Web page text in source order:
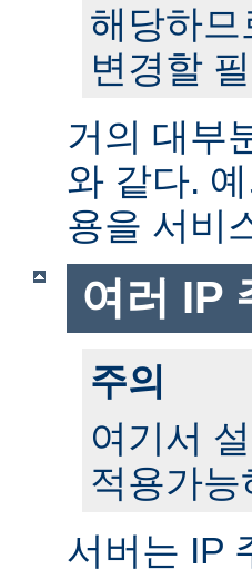
해당하
변경할
거의 대부
와 같다.
용을 서비
여러 IP
주의
여기서
적용가능
서버는 IP